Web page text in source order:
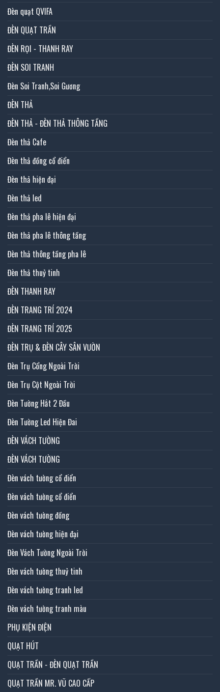
Đèn quạt QVIFA
ĐÈN QUẠT TRẦN
ĐÈN RỌI - THANH RAY
ĐÈN SOI TRANH
Đèn Soi Tranh,Soi Gương
ĐÈN THẢ
ĐÈN THẢ - ĐÈN THẢ THÔNG TẦNG
Đèn thả Cafe
Đèn thả đồng cổ điển
Đèn thả hiện đại
Đèn thả led
Đèn thả pha lê hiện đại
Đèn thả pha lê thông tầng
Đèn thả thông tầng pha lê
Đèn thả thuỷ tinh
ĐÈN THANH RAY
ĐÈN TRANG TRÍ 2024
ĐÈN TRANG TRÍ 2025
ĐÈN TRỤ & ĐÈN CÂY SÂN VƯỜN
Đèn Trụ Cổng Ngoài Trời
Đèn Trụ Cột Ngoài Trời
Đèn Tường Hắt 2 Đầu
Đèn Tường Led Hiện Đai
ĐÈN VÁCH TƯỜNG
ĐÈN VÁCH TƯỜNG
Đèn vách tường cổ điển
Đèn vách tường cổ điển
Đèn vách tường đồng
Đèn vách tường hiện đại
Đèn Vách Tường Ngoài Trời
Đèn vách tường thuỷ tinh
Đèn vách tường tranh led
Đèn vách tường tranh màu
PHỤ KIỆN ĐIỆN
QUẠT HÚT
QUẠT TRẦN - ĐÈN QUẠT TRẦN
QUẠT TRẦN MR. VŨ CAO CẤP